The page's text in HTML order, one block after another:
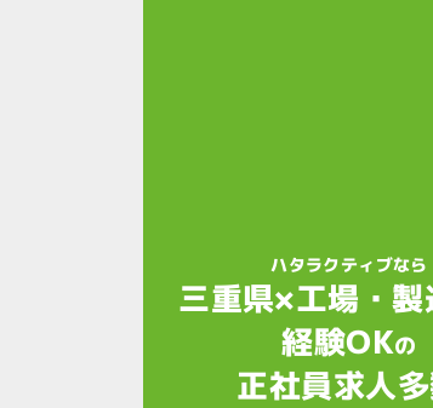
ハタラクティブなら
三重県×工場・製
経験OKの
正社員求人